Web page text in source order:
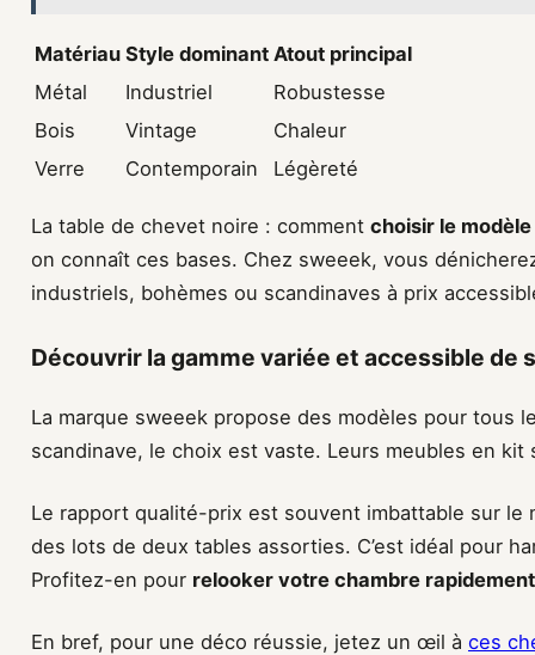
Matériau Style dominant Atout principal
Métal
Industriel
Robustesse
Bois
Vintage
Chaleur
Verre
Contemporain Légèreté
La table de chevet noire : comment choisir le
on connaît ces bases. Chez sweeek, vous
industriels, bohèmes ou scandinaves à prix
Découvrir la gamme variée et accessible de
La marque sweeek propose des modèles pour tous
scandinave, le choix est vaste. Leurs meubles en
Le rapport qualité-prix est souvent imbattable sur le
des lots de deux tables assorties. C’est idéal pour
Profitez-en pour relooker votre chambre rapidement
En bref, pour une déco réussie, jetez un œil à ces